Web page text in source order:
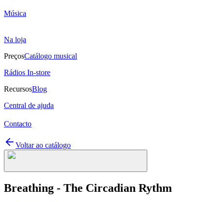
Música
Na loja
PreçosCatálogo musical
Rádios In-store
RecursosBlog
Central de ajuda
Contacto
Voltar ao catálogo
Breathing - The Circadian Rythm